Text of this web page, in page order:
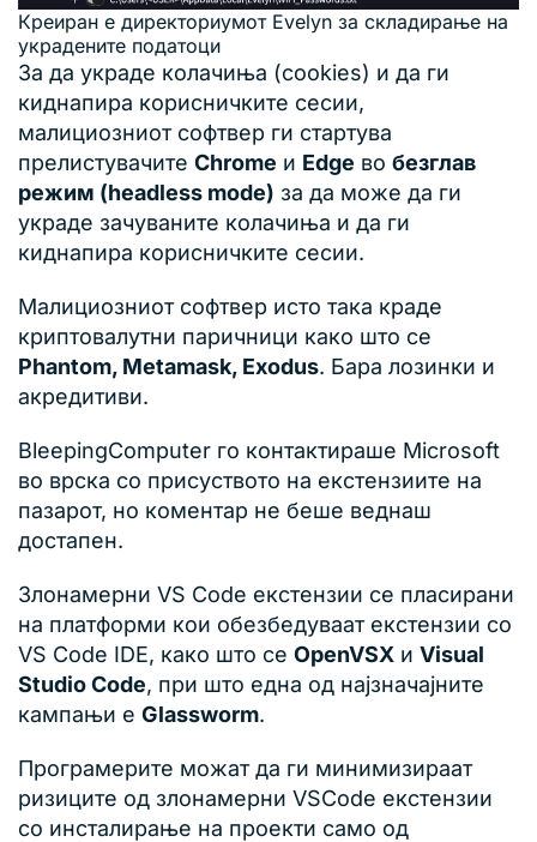
Креиран е директориумот Evelyn за складирање на
украдените податоци
За да украде колачиња (cookies) и да ги
киднапира корисничките сесии,
малициозниот софтвер ги стартува
прелистувачите Chrome и Edge во безглав
режим (headless mode) за да може да ги
украде зачуваните колачиња и да ги
киднапира корисничките сесии.
Малициозниот софтвер исто така краде
криптовалутни паричници како што се
Phantom, Metamask, Exodus. Бара лозинки и
акредитиви.
BleepingComputer го контактираше Microsoft
во врска со присуството на екстензиите на
пазарот, но коментар не беше веднаш
достапен.
Злонамерни VS Code екстензии се пласирани
на платформи кои обезбедуваат екстензии со
VS Code IDE, како што се OpenVSX и Visual
Studio Code, при што една од најзначајните
кампањи е Glassworm.
Програмерите можат да ги минимизираат
ризиците од злонамерни VSCode екстензии
со инсталирање на проекти само од